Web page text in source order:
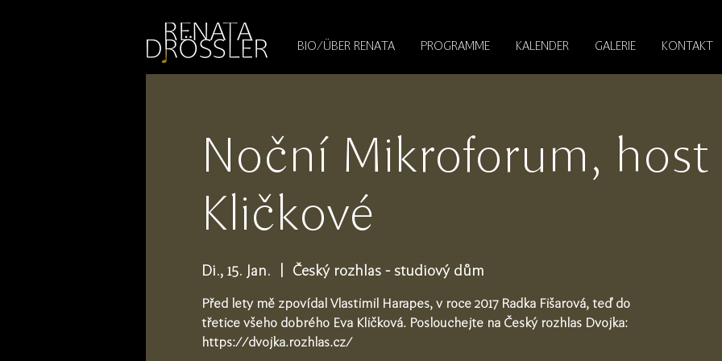
BIO/ÜBER RENATA PROGRAMME KALENDER GALERIE KONTAKT
Noční Mikroforum, host
Kličkové
Di., 15. Jan. Český rozhlas - studiový dům
Před lety mě zpovídal Vlastimil Harapes, v roce 2017 Radka Fišarová, teď do
třetice všeho dobrého Eva Kličková. Poslouchejte na Český rozhlas Dvojka:
https://dvojka.rozhlas.cz/